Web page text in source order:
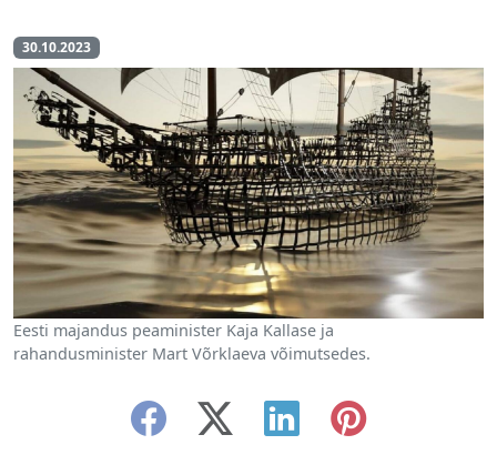
30.10.2023
Eesti majandus peaminister Kaja Kallase ja
rahandusminister Mart Võrklaeva võimutsedes.